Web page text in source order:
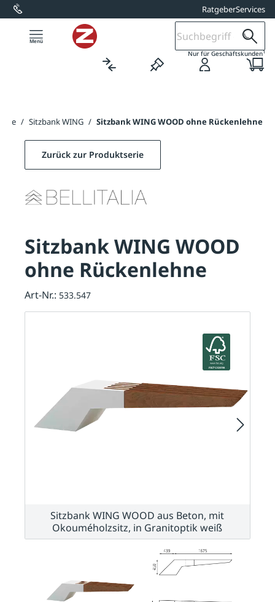
springen RatgeberServices
Nur für Geschäftskunden1
/ Sitzbank WING / Sitzbank WING WOOD ohne Rückenlehne
Zurück zur Produktserie
Sitzbank WING WOOD
ohne Rückenlehne
Art-Nr.: 533.547
Sitzbank WING WOOD aus Beton, mit
Okouméholzsitz, in Granitoptik weiß